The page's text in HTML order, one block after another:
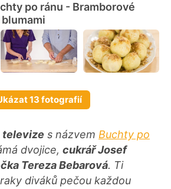
po ránu - Bramborové
13 fotografií
televize s názvem Buchty po
dvojice, cukrář Josef
Tereza Bebarová. Ti
diváků pečou každou